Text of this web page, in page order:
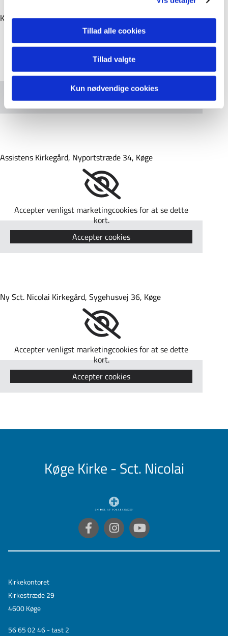
Tillad alle cookies
Tillad valgte
Kun nødvendige cookies
Klosterkirkegården, Vestergade 35, Køge
Accepter venligst marketingcookies for at se dette
Accepter cookies
Assistens Kirkegård, Nyportstræde 34, Køge
Accepter venligst marketingcookies for at se dette
kort.
Accepter cookies
Ny Sct. Nicolai Kirkegård, Sygehusvej 36, Køge
Accepter venligst marketingcookies for at se dette
kort.
Accepter cookies
Køge Kirke - Sct. Nicolai
Kirkekontoret
Kirkestræde 29
4600 Køge
56 65 02 46 - tast 2